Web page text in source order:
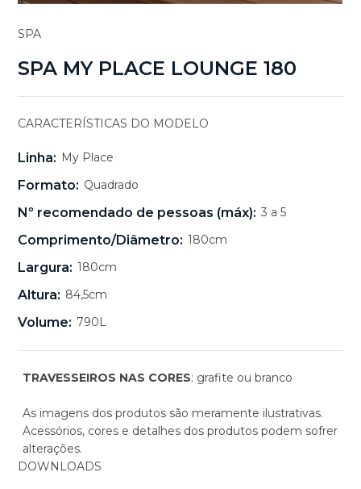
SPA
SPA MY PLACE LOUNGE 180
CARACTERÍSTICAS DO MODELO
Linha: My Place
Formato: Quadrado
Nº recomendado de pessoas (máx): 3 a 5
Comprimento/Diâmetro: 180cm
Largura: 180cm
Altura: 84,5cm
Volume: 790L
TRAVESSEIROS NAS CORES: grafite ou branco
As imagens dos produtos são meramente ilustrativas.
Acessórios, cores e detalhes dos produtos podem sofrer
alterações.
DOWNLOADS